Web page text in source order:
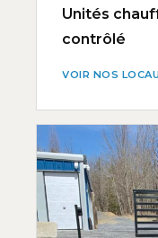
Unités
contrôlé
VOIR NOS